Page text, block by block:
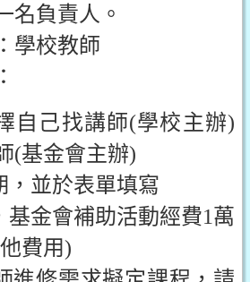
名負責人。
學校教師
自己找講師(學校主辦)
(基金會主辦)
，並於表單填寫
基金會補助活動經費1萬
費用)